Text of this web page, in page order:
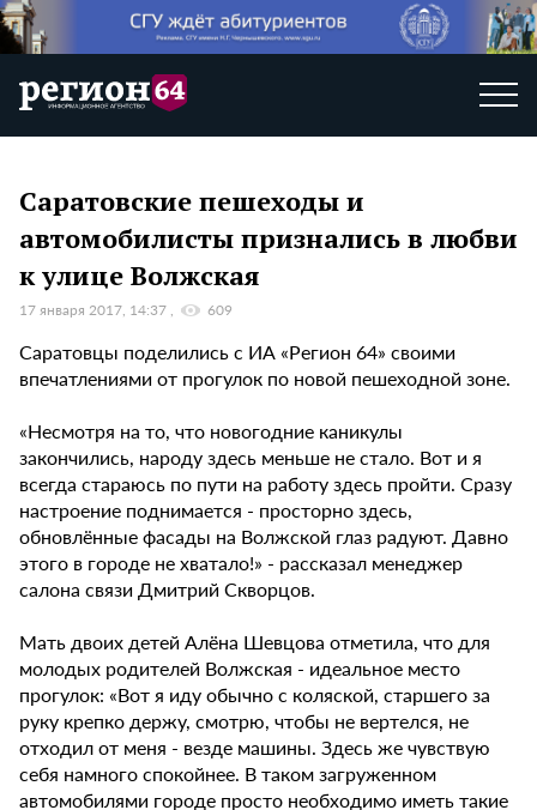
Саратовские пешеходы и
автомобилисты признались в любви
к улице Волжская
17 января 2017, 14:37 609
Саратовцы поделились с ИА «Регион 64» своими
впечатлениями от прогулок по новой пешеходной зоне.
«Несмотря на то, что новогодние каникулы
закончились, народу здесь меньше не стало. Вот и я
всегда стараюсь по пути на работу здесь пройти. Сразу
настроение поднимается - просторно здесь,
обновлённые фасады на Волжской глаз радуют. Давно
этого в городе не хватало!» - рассказал менеджер
салона связи Дмитрий Скворцов.
Мать двоих детей Алёна Шевцова отметила, что для
молодых родителей Волжская - идеальное место
прогулок: «Вот я иду обычно с коляской, старшего за
руку крепко держу, смотрю, чтобы не вертелся, не
отходил от меня - везде машины. Здесь же чувствую
себя намного спокойнее. В таком загруженном
автомобилями городе просто необходимо иметь такие